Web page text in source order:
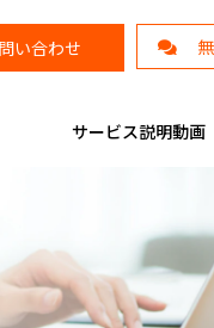
い合わせ
サービス説明動画